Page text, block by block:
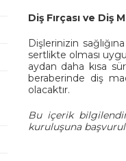
Diş Fırçası ve
Dişlerinizin
sertlikte olması
aydan daha kısa
beraberinde diş
olacaktır.
Bu içerik
kuruluşuna